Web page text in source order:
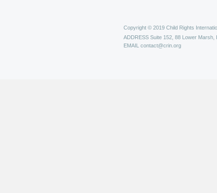
Copyright © 2019 Child Rights
ADDRESS Suite 152, 88 Lower Marsh,
EMAIL contact@crin.org